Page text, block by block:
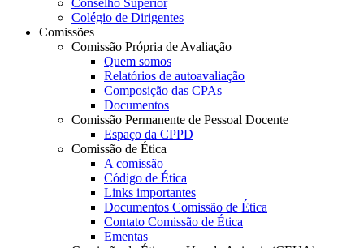
Colégio de Dirigentes
Comissões
Comissão Própria de Avaliação
Quem somos
Relatórios de autoavaliação
Composição das CPAs
Documentos
Comissão Permanente de Pessoal Docente
Espaço da CPPD
Comissão de Ética
A comissão
Código de Ética
Links importantes
Documentos Comissão de Ética
Contato Comissão de Ética
Ementas